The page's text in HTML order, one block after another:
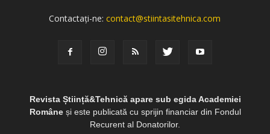
Contactați-ne:contact@stiintasitehnica.com
Revista Știință&Tehnică apare sub egida Academiei
Româneși este publicată cu sprijin financiar din Fondul
Recurent al Donatorilor.